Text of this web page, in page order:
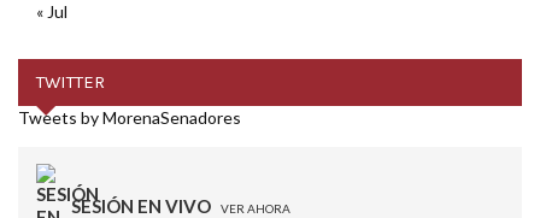
« Jul
TWITTER
Tweets by MorenaSenadores
SESIÓN EN VIVO VER AHORA